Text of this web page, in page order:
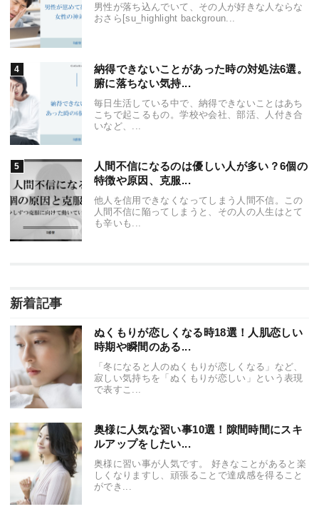
男性が落ち込んでいて、その人が好きな人ならな
おさら[su_highlight backgroun...
納得できないことがあった時の対処法6選。
腑に落ちない気持...
毎日生活している中で、納得できないことはあち
こちで起こるもの。学校や会社、部活、人付き合
いなど、...
人間不信になるのは優しい人が多い？6個の
特徴や原因、克服...
他人を信用できなくなってしまう人間不信。この
人間不信に陥ってしまうと、その人の人生はとて
も辛いも...
新着記事
ぬくもりが恋しくなる時18選！人肌恋しい
時期や瞬間のある...
「冬になると人のぬくもりが恋しくなる」など、
寂しい気持ちを「ぬくもりが恋しい」という表現
で表すこ...
奥様に人気な習い事10選！隙間時間にスキ
ルアップをしたい...
奥様に習い事が人気です。 好きなことがあると楽
しくなりますし、頑張ることで達成感を得ること
ができ...